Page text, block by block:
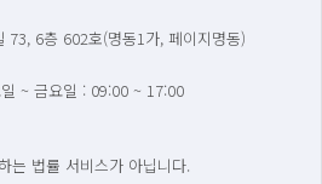
73, 6층 602호(명동1가, 페이지명동)
~ 금요일 : 09:00 ~ 17:00
는 법률 서비스가 아닙니다.